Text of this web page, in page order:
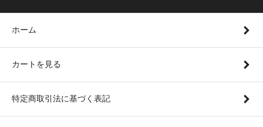
ホーム
カートを見る
特定商取引法に基づく表記